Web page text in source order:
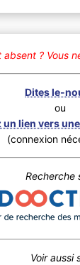
absent ? Vous
Dites le-
ou
un lien vers
(connexion
Recherche
Voir aussi